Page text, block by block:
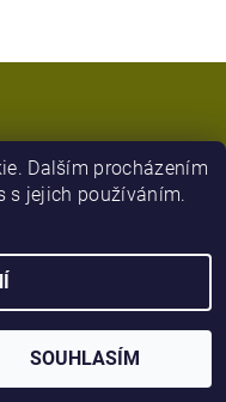
Dalším procházením
s jejich používáním.
SOUHLASÍM